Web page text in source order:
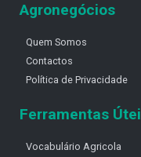
Agronegócios
Quem Somos
Contactos
Política de Privacidade
Ferramentas
Vocabulário Agricola